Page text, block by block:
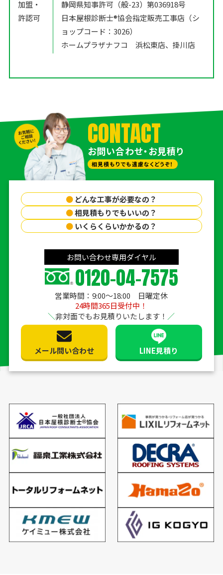
加盟・
許認可
静岡県知事許可（般-23）第036918号
日本屋根診断士®️協会指定販売工事店（シ
ョップコード：3026）
ホームプラザナフコ 浜松東店、掛川店
CONTACT
お問い合わせ・お見積り
相見積もりでも遠慮なくどうぞ！
● どんな工事が必要なの？
●相見積もりでもいいの？
● いくらくらいかかるの？
お問い合わせ専用ダイヤル
0120-04-7575
営業時間：9:00〜18:00 日曜定休
24時間365日受付中！
非対面でもお見積りいたします！
メール問い合わせ LINE見積り